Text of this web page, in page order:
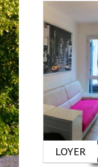
LOYER